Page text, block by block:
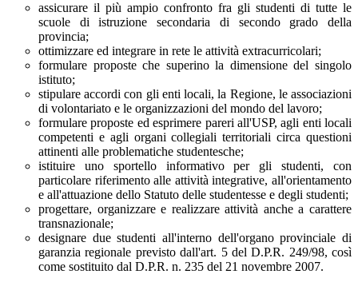
assicurare il più ampio confronto fra gli studenti di tutte le
scuole di istruzione secondaria di secondo grado della
provincia;
ottimizzare ed integrare in rete le attività extracurricolari;
formulare proposte che superino la dimensione del singolo
istituto;
stipulare accordi con gli enti locali, la Regione, le associazioni
di volontariato e le organizzazioni del mondo del lavoro;
formulare proposte ed esprimere pareri all'USP, agli enti locali
competenti e agli organi collegiali territoriali circa questioni
attinenti alle problematiche studentesche;
istituire uno sportello informativo per gli studenti, con
particolare riferimento alle attività integrative, all'orientamento
e all'attuazione dello Statuto delle studentesse e degli studenti;
progettare, organizzare e realizzare attività anche a carattere
transnazionale;
designare due studenti all'interno dell'organo provinciale di
garanzia regionale previsto dall'art. 5 del D.P.R. 249/98, così
come sostituito dal D.P.R. n. 235 del 21 novembre 2007.